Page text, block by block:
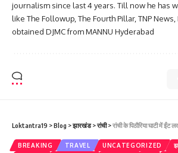
journalism since last 4 years. Till now he has
like The Followup, The Fourth Pillar, TNP News,
obtained DJMC from MANNU Hyderabad
Loktantra19 >Blog >झारखंड>रांची>रांची के पिठौरिया घाटी में
BREAKING TRAVEL UNCATEGORIZED